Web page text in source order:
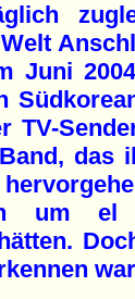
Juni
TV-
das
um el